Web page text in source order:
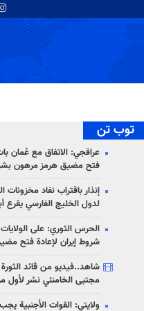
توب تن
عراقجي: الاتفاق مع عُمان
فتح مضيق هرمز مرهون
إنذار باقتراب نفاد مخزونات
لدول الخليج الفارسي يقرع
الحرس الثوري: على
شروط إيران لإعادة فتح
شاهد..فيديو من قائد الثورة
مجتبى الخامنئي نشر لأول
ولايتي: القوات الأجنبية